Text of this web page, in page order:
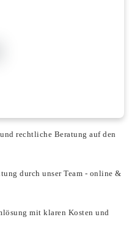
rechtliche Beratung auf den
durch unser Team - online &
mit klaren Kosten und